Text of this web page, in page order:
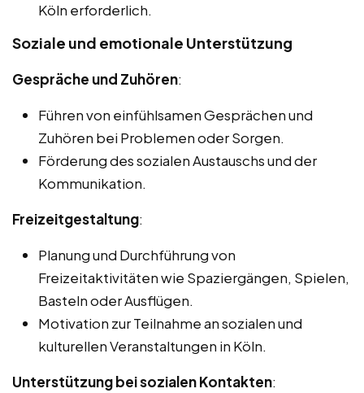
Köln erforderlich.
Soziale und emotionale Unterstützung
Gespräche und Zuhören:
Führen von einfühlsamen Gesprächen und
Zuhören bei Problemen oder Sorgen.
Förderung des sozialen Austauschs und der
Kommunikation.
Freizeitgestaltung:
Planung und Durchführung von
Freizeitaktivitäten wie Spaziergängen, Spielen,
Basteln oder Ausflügen.
Motivation zur Teilnahme an sozialen und
kulturellen Veranstaltungen in Köln.
Unterstützung bei sozialen Kontakten: